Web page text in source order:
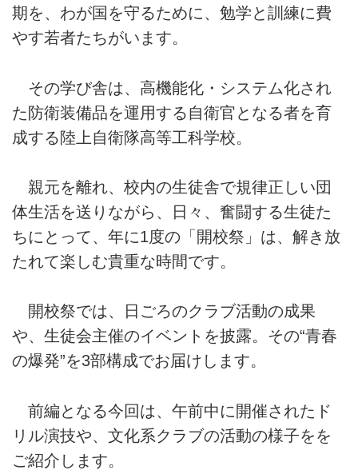
期を、わが国を守るために、勉学と訓練に費
やす若者たちがいます。
その学び舎は、高機能化・システム化され
た防衛装備品を運用する自衛官となる者を育
成する陸上自衛隊高等工科学校。
親元を離れ、校内の生徒舎で規律正しい団
体生活を送りながら、日々、奮闘する生徒た
ちにとって、年に1度の「開校祭」は、解き放
たれて楽しむ貴重な時間です。
開校祭では、日ごろのクラブ活動の成果
や、生徒会主催のイベントを披露。その“青春
の爆発”を3部構成でお届けします。
前編となる今回は、午前中に開催されたド
リル演技や、文化系クラブの活動の様子をを
ご紹介します。